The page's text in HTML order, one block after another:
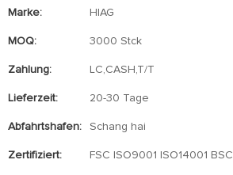
Marke: HIAG
MOQ: 3000 Stck
Zahlung: LC,CASH,T/T
Lieferzeit: 20-30 Tage
Abfahrtshafen: Schang hai
Zertifiziert: FSC ISO9001 ISO14001 BSCI